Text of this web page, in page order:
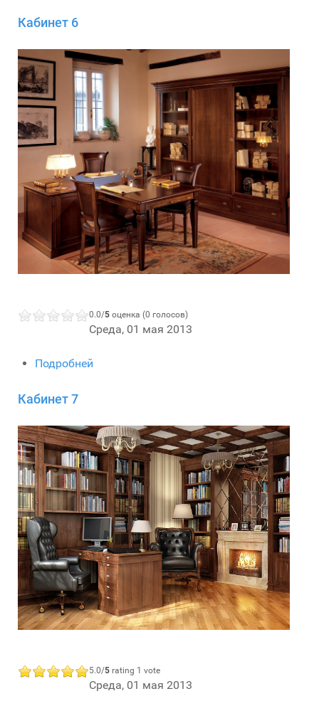
Кабинет 6
0.0/5 оценка (0 голосов)
Среда, 01 мая 2013
Подробней
Кабинет 7
5.0/5 rating 1 vote
Среда, 01 мая 2013